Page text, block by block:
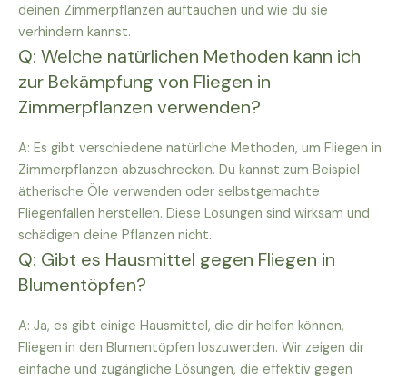
deinen Zimmerpflanzen auftauchen und wie du sie
verhindern kannst.
Q: Welche natürlichen Methoden kann ich
zur Bekämpfung von Fliegen in
Zimmerpflanzen verwenden?
A: Es gibt verschiedene natürliche Methoden, um Fliegen in
Zimmerpflanzen abzuschrecken. Du kannst zum Beispiel
ätherische Öle verwenden oder selbstgemachte
Fliegenfallen herstellen. Diese Lösungen sind wirksam und
schädigen deine Pflanzen nicht.
Q: Gibt es Hausmittel gegen Fliegen in
Blumentöpfen?
A: Ja, es gibt einige Hausmittel, die dir helfen können,
Fliegen in den Blumentöpfen loszuwerden. Wir zeigen dir
einfache und zugängliche Lösungen, die effektiv gegen